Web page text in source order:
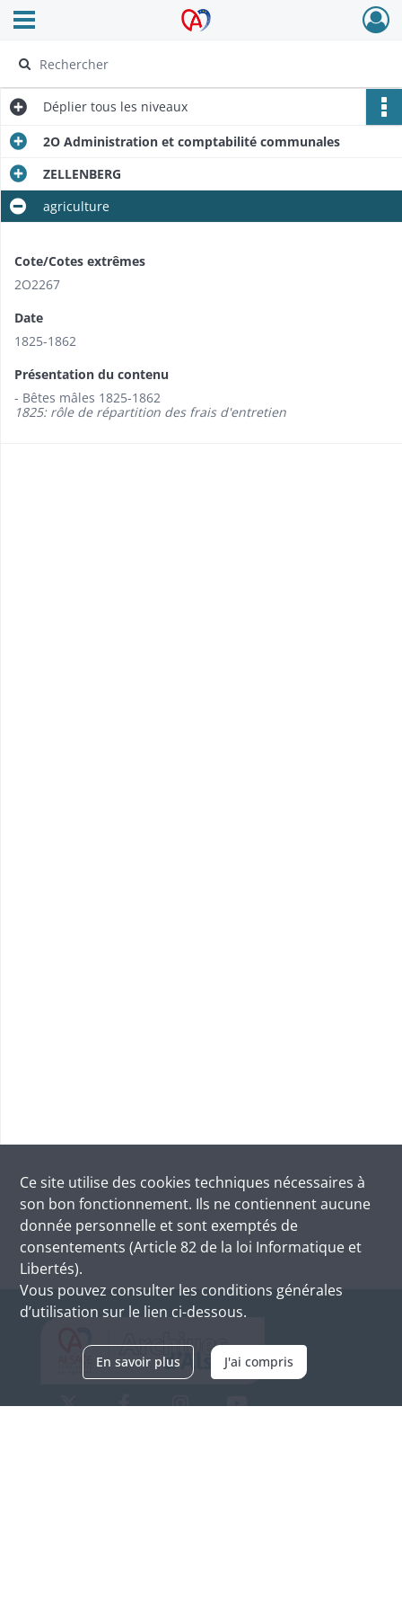
Archives Alsace - Colmar
Ouvrir le menu déroulant
Déplier tous les niveaux
2O Administration et comptabilité communales
ZELLENBERG
agriculture
Cote/Cotes extrêmes
2O2267
Date
1825-1862
Présentation du contenu
- Bêtes mâles 1825-1862
1825: rôle de répartition des frais d'entretien
Ce site utilise des cookies techniques nécessaires à
son bon fonctionnement. Ils ne contiennent aucune
donnée personnelle et sont exemptés de
consentements (Article 82 de la loi Informatique et
Libertés).
Vous pouvez consulter les conditions générales
d’utilisation sur le lien ci-dessous.
En savoir plus J'ai compris